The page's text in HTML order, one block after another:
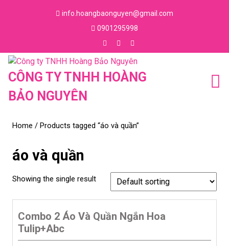
info.hoangbaonguyen@gmail.com
0901295998
Number
Facebook
Instagram
Youtube
CÔNG TY TNHH HOÀNG
BẢO NGUYÊN
Home / Products tagged “áo và quần”
áo và quần
Showing the single result
Combo 2 Áo Và Quần Ngắn Hoa
Tulip+abc